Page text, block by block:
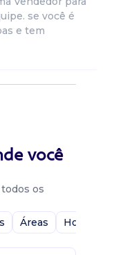
se você é
e tem
você
os
Áreas Home-Office